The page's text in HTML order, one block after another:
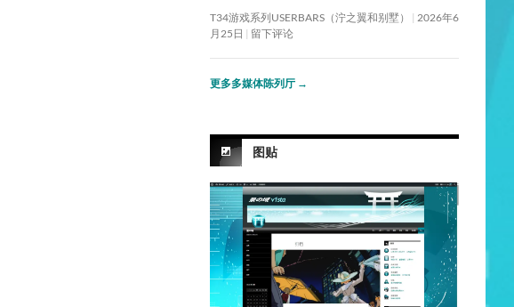
T34游戏系列USERBARS（泞之翼和别墅）
2026年6
月25日
留下评论
更多多媒体陈列厅 →
图贴